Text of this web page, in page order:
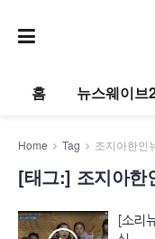
홈 뉴스웨이브
Home Tag 조지아한인
[태그:] 조지아한
[소리